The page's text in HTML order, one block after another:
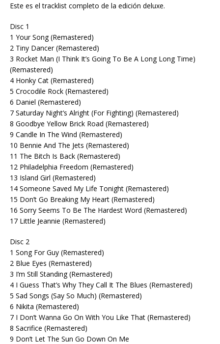
Este es el tracklist completo de la edición deluxe.
Disc 1
1 Your Song (Remastered)
2 Tiny Dancer (Remastered)
3 Rocket Man (I Think It’s Going To Be A Long Long Time)
(Remastered)
4 Honky Cat (Remastered)
5 Crocodile Rock (Remastered)
6 Daniel (Remastered)
7 Saturday Night’s Alright (For Fighting) (Remastered)
8 Goodbye Yellow Brick Road (Remastered)
9 Candle In The Wind (Remastered)
10 Bennie And The Jets (Remastered)
11 The Bitch Is Back (Remastered)
12 Philadelphia Freedom (Remastered)
13 Island Girl (Remastered)
14 Someone Saved My Life Tonight (Remastered)
15 Don’t Go Breaking My Heart (Remastered)
16 Sorry Seems To Be The Hardest Word (Remastered)
17 Little Jeannie (Remastered)
Disc 2
1 Song For Guy (Remastered)
2 Blue Eyes (Remastered)
3 I’m Still Standing (Remastered)
4 I Guess That’s Why They Call It The Blues (Remastered)
5 Sad Songs (Say So Much) (Remastered)
6 Nikita (Remastered)
7 I Don’t Wanna Go On With You Like That (Remastered)
8 Sacrifice (Remastered)
9 Don’t Let The Sun Go Down On Me